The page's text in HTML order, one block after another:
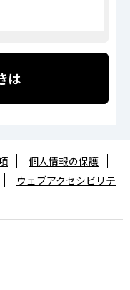
は
個人情報の保護
ウェブアクセシビリテ